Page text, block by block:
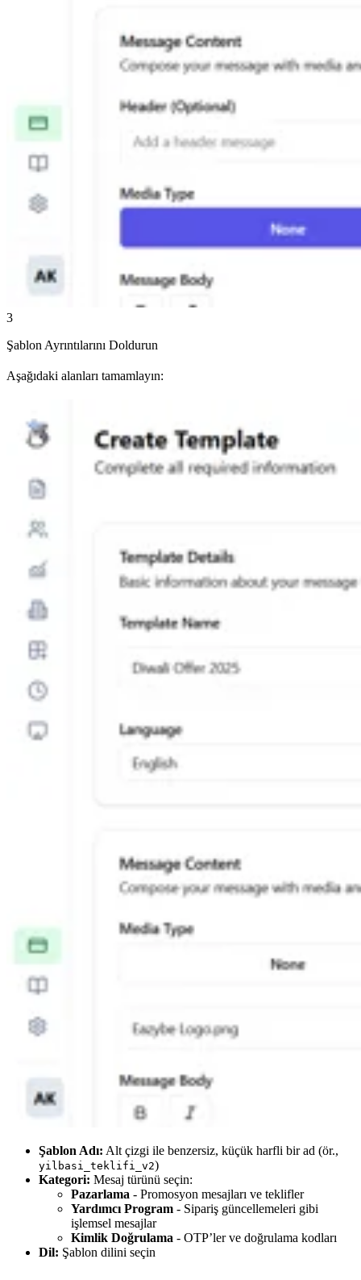
3
Şablon Ayrıntılarını Doldurun
Aşağıdaki alanları tamamlayın:
Şablon Adı: Alt çizgi ile benzersiz, küçük harfli bir ad (ör.,
yilbasi_teklifi_v2)
Kategori: Mesaj türünü seçin:
Pazarlama - Promosyon mesajları ve teklifler
Yardımcı Program - Sipariş güncellemeleri gibi
işlemsel mesajlar
Kimlik Doğrulama - OTP’ler ve doğrulama kodları
Dil: Şablon dilini seçin